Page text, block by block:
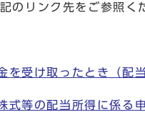
のリンク先をご参照く
受け取ったとき（配当
等の配当所得に係る